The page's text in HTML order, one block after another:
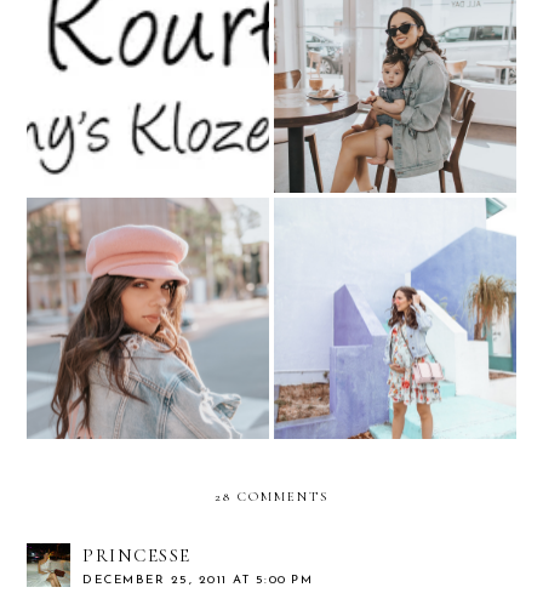
Celebrity Inspired:
My Little Coffee Date-
ALL DAY Miami
How to STYLE a PINK
BERET?
Baby Shower Errands....
Floral & Denim
28 COMMENTS
PRINCESSE
DECEMBER 25, 2011 AT 5:00 PM